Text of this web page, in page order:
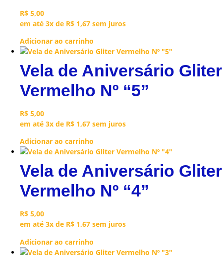
R$ 5,00
em até 3x de R$ 1,67 sem juros
Adicionar ao carrinho
Vela de Aniversário Gliter
Vermelho Nº “5”
R$ 5,00
em até 3x de R$ 1,67 sem juros
Adicionar ao carrinho
Vela de Aniversário Gliter
Vermelho Nº “4”
R$ 5,00
em até 3x de R$ 1,67 sem juros
Adicionar ao carrinho